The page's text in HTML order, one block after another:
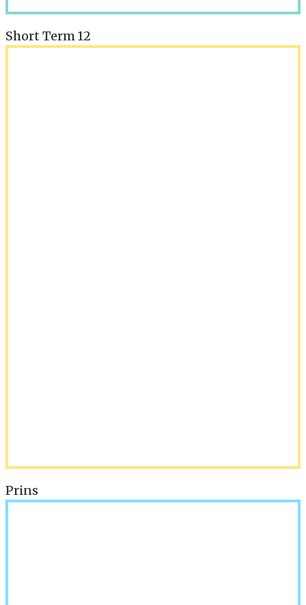
Short Term 12
Prins